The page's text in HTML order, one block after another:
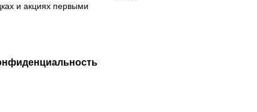
и акциях первыми